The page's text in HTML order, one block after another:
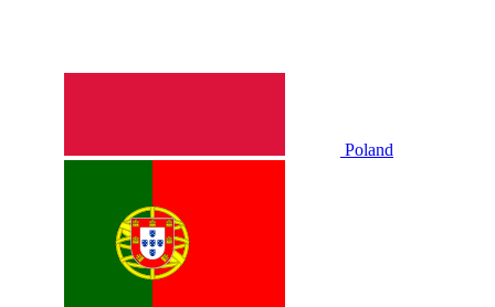
Poland